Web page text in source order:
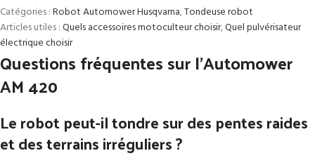
Catégories :Robot Automower Husqvarna,Tondeuse robot
Articles utiles :Quels accessoires motoculteur choisir,Quel pulvérisateur
électrique choisir
Questions fréquentes sur l’Automower
AM 420
Le robot peut-il tondre sur des pentes raides
et des terrains irréguliers ?